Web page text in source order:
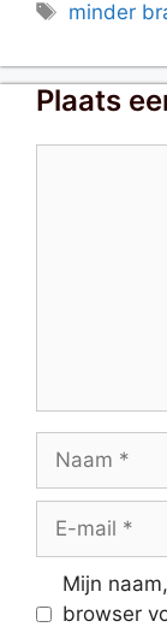
Tags
minder
Plaats
Naam
Website
Mijn
browser